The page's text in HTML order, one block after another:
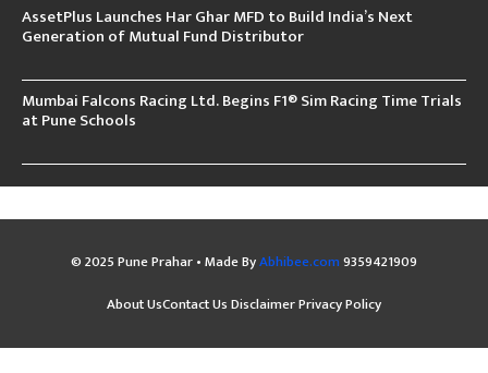
AssetPlus Launches Har Ghar MFD to Build India’s Next
Generation of Mutual Fund Distributor
Mumbai Falcons Racing Ltd. Begins F1® Sim Racing Time Trials
at Pune Schools
© 2025 Pune Prahar • Made ByAbhibee.com9359421909
About UsContact UsDisclaimerPrivacy Policy